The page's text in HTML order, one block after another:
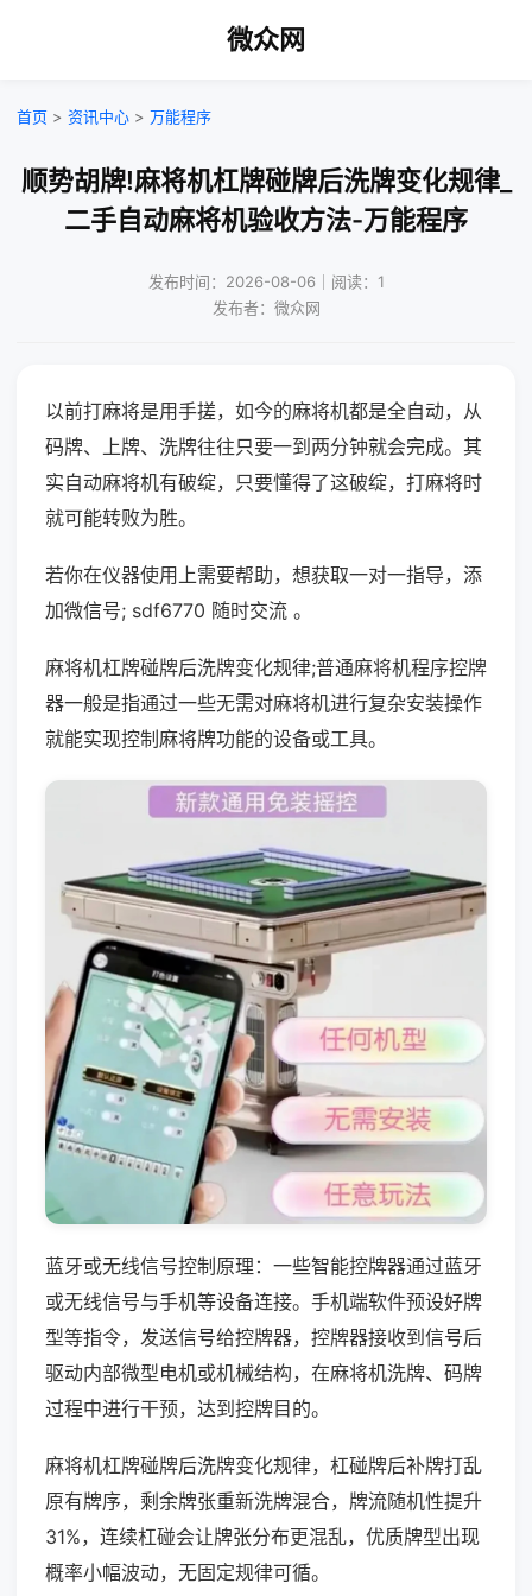
微众网
首页 > 资讯中心 > 万能程序
顺势胡牌!麻将机杠牌碰牌后洗牌变化规律_
二手自动麻将机验收方法-万能程序
发布时间：2026-08-06｜阅读：1
发布者：微众网
以前打麻将是用手搓，如今的麻将机都是全自动，从
码牌、上牌、洗牌往往只要一到两分钟就会完成。其
实自动麻将机有破绽，只要懂得了这破绽，打麻将时
就可能转败为胜。
若你在仪器使用上需要帮助，想获取一对一指导，添
加微信号; sdf6770 随时交流 。
麻将机杠牌碰牌后洗牌变化规律;普通麻将机程序控牌
器一般是指通过一些无需对麻将机进行复杂安装操作
就能实现控制麻将牌功能的设备或工具。
蓝牙或无线信号控制原理：一些智能控牌器通过蓝牙
或无线信号与手机等设备连接。手机端软件预设好牌
型等指令，发送信号给控牌器，控牌器接收到信号后
驱动内部微型电机或机械结构，在麻将机洗牌、码牌
过程中进行干预，达到控牌目的。
麻将机杠牌碰牌后洗牌变化规律，杠碰牌后补牌打乱
原有牌序，剩余牌张重新洗牌混合，牌流随机性提升
31%，连续杠碰会让牌张分布更混乱，优质牌型出现
概率小幅波动，无固定规律可循。